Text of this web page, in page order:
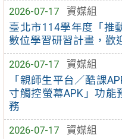
2026-07-17
資媒組
臺北市114學年度「推
數位學習研習計畫，歡
2026-07-17
資媒組
「親師生平台／酷課
寸觸控螢幕APK」功
務
2026-07-17
資媒組